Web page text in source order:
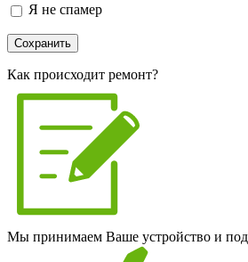
Я не спамер
Я спамер
Как происходит ремонт?
Мы принимаем Ваше устройство и